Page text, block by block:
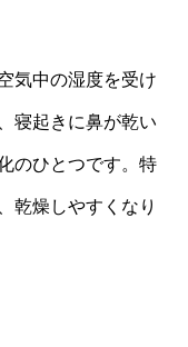
気中の湿度を受け
寝起きに鼻が乾い
のひとつです。特
乾燥しやすくなり